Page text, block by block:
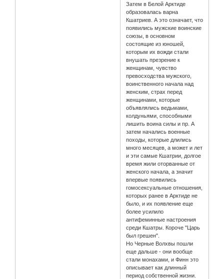
Затем в Белой Арктиде
образовалась варна
Кшатриев. А это означает, что
появились мужские воинские
союзы, в основном
состоящие из юношей,
которым их вожди стали
внушать презрение к
женщинам, чувство
превосходства мужского,
воинственного начала над
женским, страх перед
женщинами, которые
объявлялись ведьмами,
колдуньями, способными
лишить воина силы и пр. А
затем начались военные
походы, которые длились
много месяцев, а может и лет
и эти самые Кшатрии, долгое
время жили оторванные от
женского начала, а значит
впервые появились
гомосексуальные отношения,
которых ранее в Арктиде не
было, и их появление еще
более усилило
антифеминные настроения
среди Кшатры. Короче "Царь
был грешен".
Но Черные Волхвы пошли
еще дальше - они вообще
стали монахами, и Финн это
описывает как длинный
период собственной жизни.